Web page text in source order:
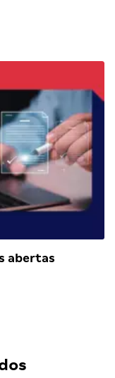
abertas